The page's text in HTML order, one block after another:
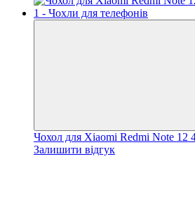
Чохол для Xiaomi Redmi Note 12
Залишити відгук